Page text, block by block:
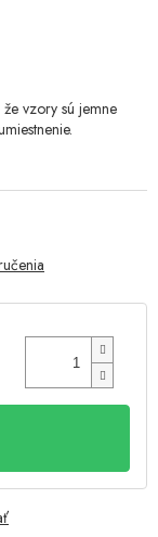
vzory sú jemne